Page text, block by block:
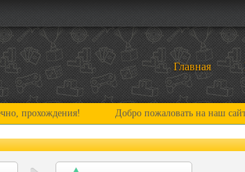
Главная
Добро пожаловать на наш сайт! У нас